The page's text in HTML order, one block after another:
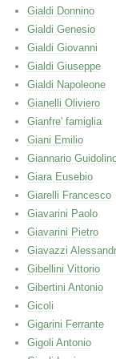
Gialdi Donnino
Gialdi Genesio
Gialdi Giovanni
Gialdi Giuseppe
Gialdi Napoleone
Gianelli Oliviero
Gianfre' famiglia
Giani Emilio
Giannario
Giara Eusebio
Giarelli Francesco
Giavarini Paolo
Giavarini Pietro
Giavazzi
Gibellini Vittorio
Gibertini Antonio
Gicoli
Gigarini Ferrante
Gigoli Antonio